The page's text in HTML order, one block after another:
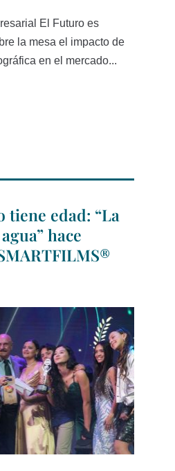
El Futuro es
la mesa el impacto de
en el mercado...
tiene edad: “La
hace